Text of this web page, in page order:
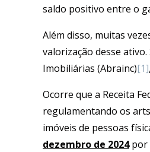
saldo positivo entre o
Além disso, muitas
valorização desse
Imobiliárias (Abrainc)[1]
Ocorre que a Receita
regulamentando os
imóveis de pessoas
dezembro de 2024por